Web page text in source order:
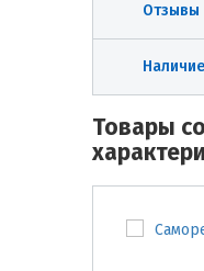
Отзывы
Товары